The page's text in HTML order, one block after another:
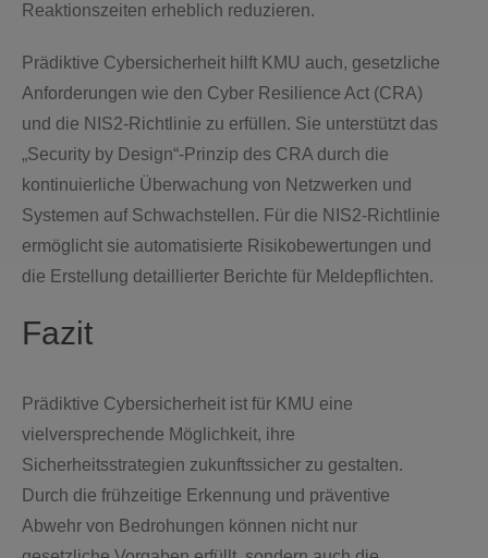
Reaktionszeiten erheblich reduzieren.
Prädiktive Cybersicherheit hilft KMU auch, gesetzliche
Anforderungen wie den Cyber Resilience Act (CRA)
und die NIS2-Richtlinie zu erfüllen. Sie unterstützt das
„Security by Design“-Prinzip des CRA durch die
kontinuierliche Überwachung von Netzwerken und
Systemen auf Schwachstellen. Für die NIS2-Richtlinie
ermöglicht sie automatisierte Risikobewertungen und
die Erstellung detaillierter Berichte für Meldepflichten.
Fazit
Prädiktive Cybersicherheit ist für KMU eine
vielversprechende Möglichkeit, ihre
Sicherheitsstrategien zukunftssicher zu gestalten.
Durch die frühzeitige Erkennung und präventive
Abwehr von Bedrohungen können nicht nur